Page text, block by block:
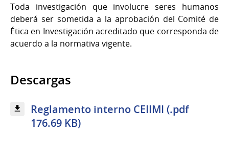
Toda investigación que involucre seres humanos
deberá ser sometida a la aprobación del Comité de
Ética en Investigación acreditado que corresponda de
acuerdo a la normativa vigente.
Descargas
Reglamento interno CEIIMI (.pdf
176.69 KB)